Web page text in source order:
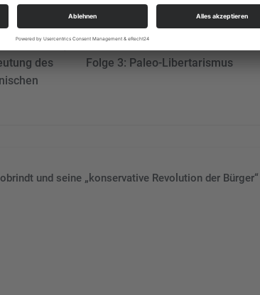
Schweins,
des
Libertarismus versus Liberalismus:
Folge 3: Paleo-Libertarismus
und seine „konservative Revolution der Bürger“